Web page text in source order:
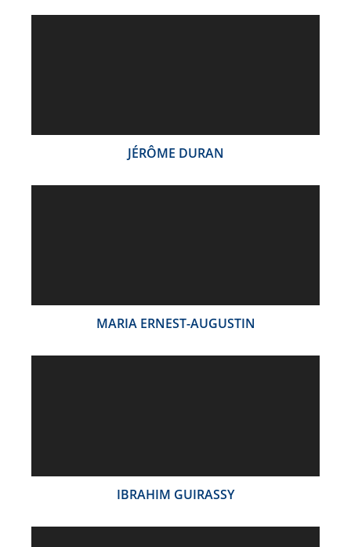
JÉRÔME DURAN
MARIA ERNEST-AUGUSTIN
IBRAHIM GUIRASSY